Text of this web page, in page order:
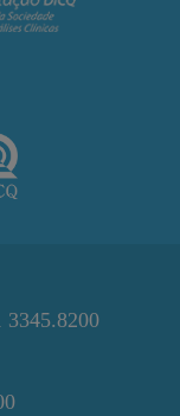
3345.8200